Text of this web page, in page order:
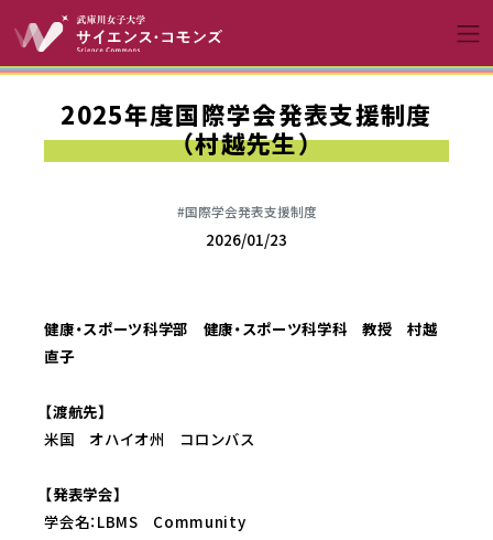
コンテンツへスキップ
メインナビゲーションへ
2025年度国際学会発表支援制度
（村越先生）
#国際学会発表支援制度
2026/01/23
健康・スポーツ科学部 健康・スポーツ科学科 教授 村越
直子
【渡航先】
米国 オハイオ州 コロンバス
【発表学会】
学会名：LBMS Community